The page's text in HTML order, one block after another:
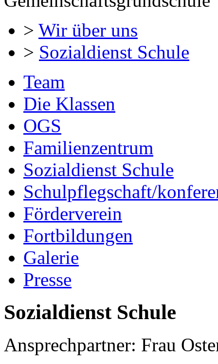
> Wir über uns
> Sozialdienst Schule
Team
Die Klassen
OGS
Familienzentrum
Sozialdienst Schule
Schulpflegschaft/
Förderverein
Fortbildungen
Galerie
Presse
Sozialdienst Schule
Ansprechpartner: Frau